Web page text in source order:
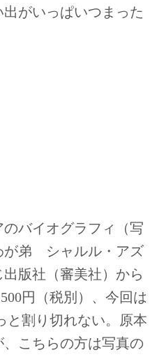
がいっぱいつまった
バイオグラフィ（写
が弟 シャルル・アズ
版社（審美社）から
円（税別）、今回は
と割り切れない。原本
こちらの方は写真の